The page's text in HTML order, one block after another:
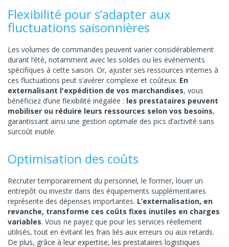
Flexibilité pour s’adapter aux
fluctuations saisonnières
Les volumes de commandes peuvent varier considérablement
durant l’été, notamment avec les soldes ou les événements
spécifiques à cette saison. Or, ajuster ses ressources internes à
ces fluctuations peut s’avérer complexe et coûteux. En
externalisant l'expédition de vos marchandises, vous
bénéficiez d’une flexibilité inégalée : les prestataires peuvent
mobiliser ou réduire leurs ressources selon vos besoins,
garantissant ainsi une gestion optimale des pics d’activité sans
surcoût inutile.
Optimisation des coûts
Recruter temporairement du personnel, le former, louer un
entrepôt ou investir dans des équipements supplémentaires
représente des dépenses importantes. L’externalisation, en
revanche, transforme ces coûts fixes inutiles en charges
variables. Vous ne payez que pour les services réellement
utilisés, tout en évitant les frais liés aux erreurs ou aux retards.
De plus, grâce à leur expertise, les prestataires logistiques